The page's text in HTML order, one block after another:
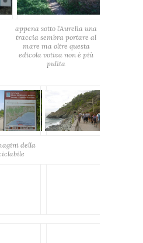
appena sotto l’Aurelia una
traccia sembra portare al
mare ma oltre questa
edicola votiva non è più
pulita
della